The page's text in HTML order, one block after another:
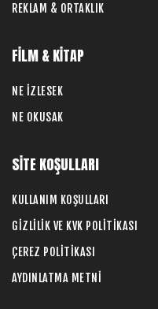
REKLAM & ORTAKLIK
FİLM & KİTAP
NE İZLESEK
NE OKUSAK
SİTE KOŞULLARI
KULLANIM KOŞULLARI
GİZLİLİK VE KVK POLİTİKASI
ÇEREZ POLİTİKASI
AYDINLATMA METNİ